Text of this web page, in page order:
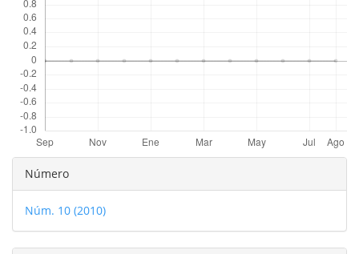
Detalles
del
artículo
Número
Núm. 10 (2010)